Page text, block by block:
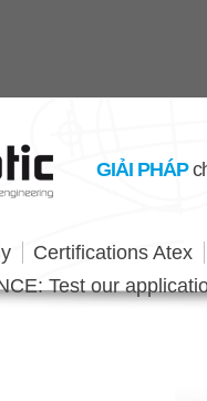
Certifications Atex
Test our
GIẢI PHÁP